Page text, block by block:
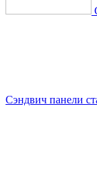
Сэндвич панели